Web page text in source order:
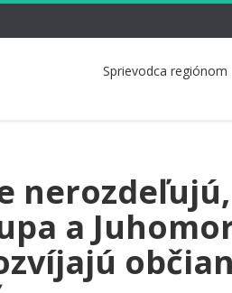
Sprievodca regiónom
a